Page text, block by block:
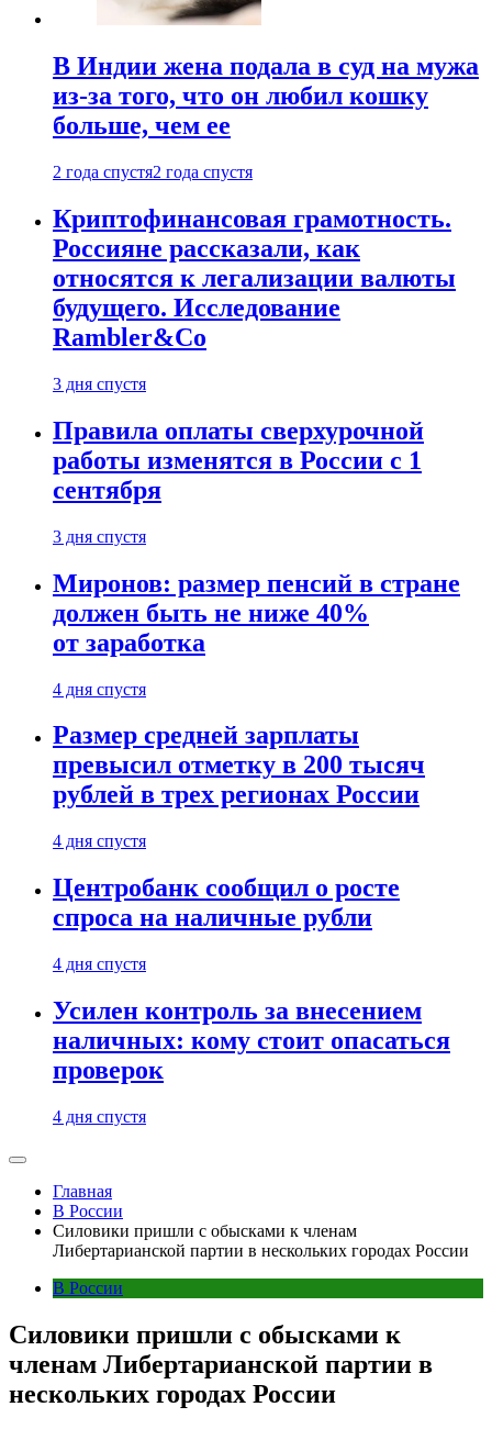
В Индии жена подала в суд на мужа
из-за того, что он любил кошку
больше, чем ее
2 года спустя2 года спустя
Криптофинансовая грамотность.
Россияне рассказали, как
относятся к легализации валюты
будущего. Исследование
Rambler&Co
3 дня спустя
Правила оплаты сверхурочной
работы изменятся в России с 1
сентября
3 дня спустя
Миронов: размер пенсий в стране
должен быть не ниже 40%
от заработка
4 дня спустя
Размер средней зарплаты
превысил отметку в 200 тысяч
рублей в трех регионах России
4 дня спустя
Центробанк сообщил о росте
спроса на наличные рубли
4 дня спустя
Усилен контроль за внесением
наличных: кому стоит опасаться
проверок
4 дня спустя
Главная
В России
Силовики пришли с обысками к членам
Либертарианской партии в нескольких городах России
В России
Силовики пришли с обысками к
членам Либертарианской партии в
нескольких городах России